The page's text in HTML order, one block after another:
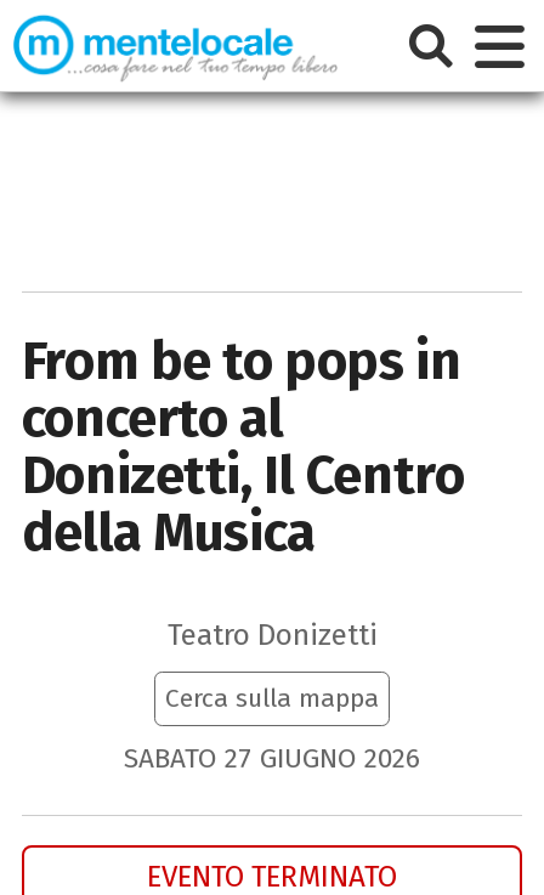
From be to pops in
concerto al
Donizetti, Il Centro
della Musica
Teatro Donizetti
Cerca sulla mappa
SABATO 27 GIUGNO 2026
EVENTO TERMINATO